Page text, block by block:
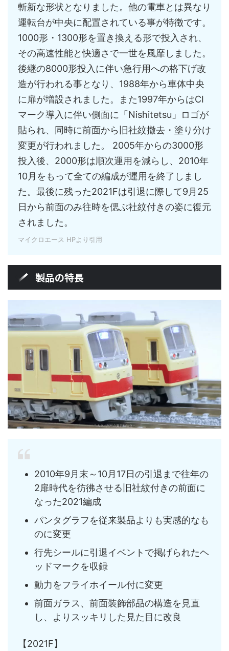
斬新な形状となりました。他の電車とは異なり
運転台が中央に配置されている事が特徴です。
1000形・1300形を置き換える形で投入され、
その高速性能と快適さで一世を風靡しました。
後継の8000形投入に伴い急行用への格下げ改
造が行われる事となり、1988年から車体中央
に扉が増設されました。また1997年からはCI
マーク導入に伴い側面に「Nishitetsu」ロゴが
貼られ、同時に前面から旧社紋撤去・塗り分け
変更が行われました。 2005年からの3000形
投入後、2000形は順次運用を減らし、2010年
10月をもって全ての編成が運用を終了しまし
た。最後に残った2021Fは引退に際して9月25
日から前面のみ往時を偲ぶ社紋付きの姿に復元
されました。
マイクロエース HPより引用
製品の特長
2010年9月末～10月17日の引退まで往年の
2扉時代を彷彿させる旧社紋付きの前面に
なった2021編成
パンタグラフを従来製品よりも実感的なも
のに変更
行先シールに引退イベントで掲げられたヘ
ッドマークを収録
動力をフライホイール付に変更
前面ガラス、前面装飾部品の構造を見直
し、よりスッキリした見た目に改良
【2021F】